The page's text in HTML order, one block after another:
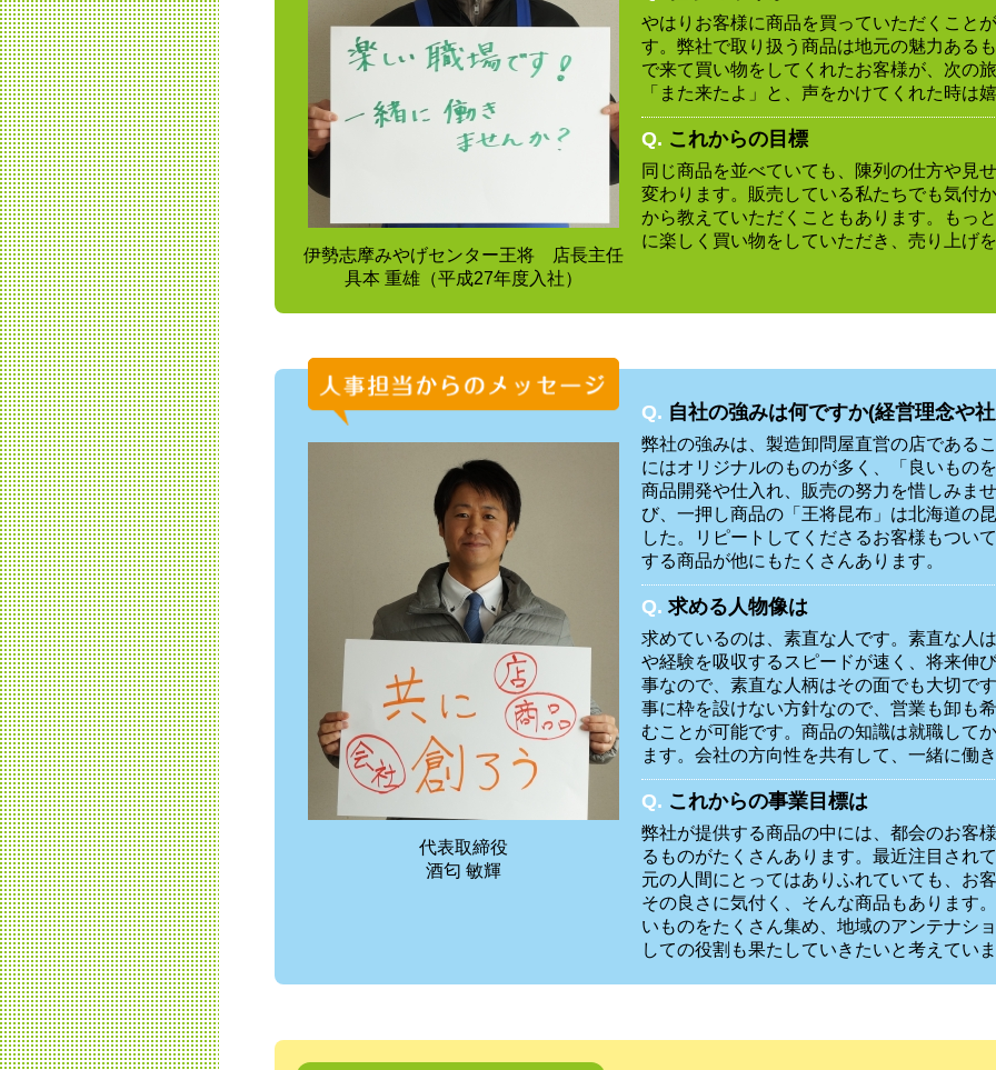
伊勢志摩みやげセンター王将 店長主任
具本 重雄（平成27年度入社）
やはりお客様に商品を買っていただくこと
す。弊社で取り扱う商品は地元の魅力ある
で来て買い物をしてくれたお客様が、次の
「また来たよ」と、声をかけてくれた時は
Q. これからの目標
同じ商品を並べていても、陳列の仕方や見
変わります。販売している私たちでも気付
から教えていただくこともあります。もっ
に楽しく買い物をしていただき、売り上げ
代表取締役
酒匂 敏輝
Q. 自社の強みは何ですか(経営理念や
弊社の強みは、製造卸問屋直営の店である
にはオリジナルのものが多く、「良いもの
商品開発や仕入れ、販売の努力を惜しみま
び、一押し商品の「王将昆布」は北海道の
した。リピートしてくださるお客様もつい
する商品が他にもたくさんあります。
Q. 求める人物像は
求めているのは、素直な人です。素直な人
や経験を吸収するスピードが速く、将来伸
事なので、素直な人柄はその面でも大切で
事に枠を設けない方針なので、営業も卸も
むことが可能です。商品の知識は就職して
ます。会社の方向性を共有して、一緒に働
Q. これからの事業目標は
弊社が提供する商品の中には、都会のお客
るものがたくさんあります。最近注目され
元の人間にとってはありふれていても、お
その良さに気付く、そんな商品もあります
いものをたくさん集め、地域のアンテナシ
しての役割も果たしていきたいと考えてい